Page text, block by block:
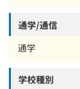
通学/通信
通学
学校種別